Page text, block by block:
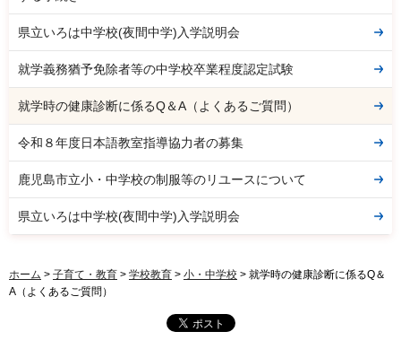
県立いろは中学校(夜間中学)入学説明会
就学義務猶予免除者等の中学校卒業程度認定試験
就学時の健康診断に係るQ＆A（よくあるご質問）
令和８年度日本語教室指導協力者の募集
鹿児島市立小・中学校の制服等のリユースについて
県立いろは中学校(夜間中学)入学説明会
ホーム > 子育て・教育 > 学校教育 > 小・中学校 > 就学時の健康診断に係るQ＆
A（よくあるご質問）